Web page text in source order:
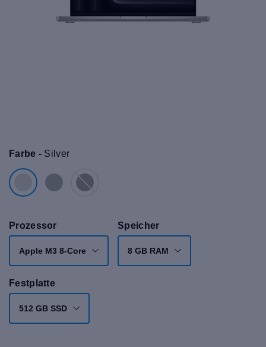
Farbe - Silver
Prozessor
Apple M3 8-Core
Speicher
8 GB RAM
Festplatte
512 GB SSD